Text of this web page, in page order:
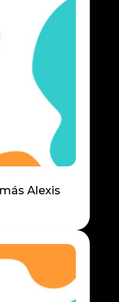
Alexis